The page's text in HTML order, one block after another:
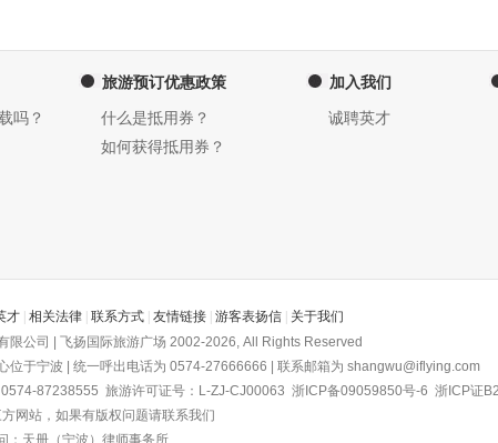
吗？
旅游预订优惠政策
什么是抵用券？
如何获得抵用券？
加入我们
诚聘英才
才 相关法律 联系方式 友情链接 游客表扬信
关于我们
限公司 | 飞扬国际旅游广场 2002-2026, All Rights Reserved
位于宁波 | 统一呼出电话为 0574-27666666 | 联系邮箱为 shangwu@iflying.com
87238555 旅游许可证号：L-ZJ-CJ00063 浙ICP备09059850号-6 浙ICP证
网站，如果有版权问题请联系我们
：天册（宁波）律师事务所